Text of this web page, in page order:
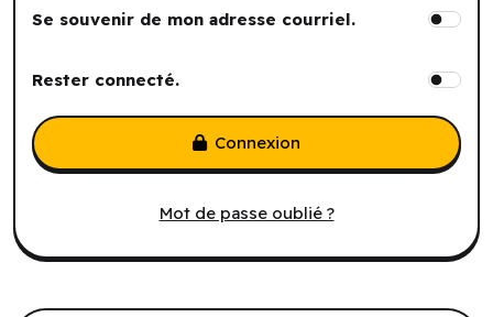
Se souvenir de mon adresse courriel.
Rester connecté.
Mot de passe oublié ?
Connexion